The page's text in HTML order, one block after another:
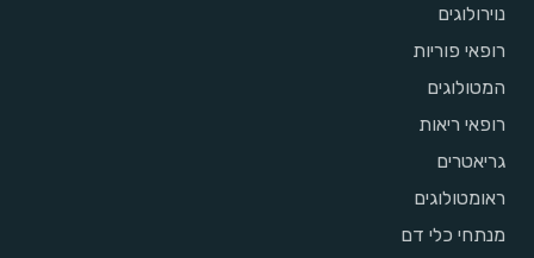
נוירולוגים
רופאי פוריות
המטולוגים
רופאי ריאות
גריאטרים
ראומטולוגים
מנתחי כלי דם